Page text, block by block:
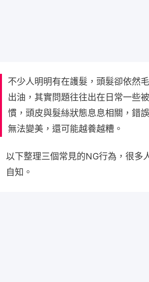
不少人明明有在護髮，頭髮卻依然
出油，其實問題往往出在日常一些
慣，頭皮與髮絲狀態息息相關，錯
無法變美，還可能越養越糟。
以下整理三個常見的NG行為，很多
自知。